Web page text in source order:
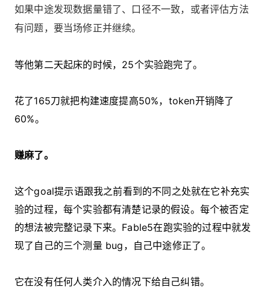
如果中途发现数据量错了、口径不一致，或者评估方法
有问题，要当场修正并继续。
等他第二天起床的时候，25个实验跑完了。
花了165刀就把构建速度提高50%，token开销降了
60%。
赚麻了。
这个goal提示语跟我之前看到的不同之处就在它补充实
验的过程，每个实验都有清楚记录的假设。每个被否定
的想法被完整记录下来。Fable5在跑实验的过程中就发
现了自己的三个测量 bug，自己中途修正了。
它在没有任何人类介入的情况下给自己纠错。